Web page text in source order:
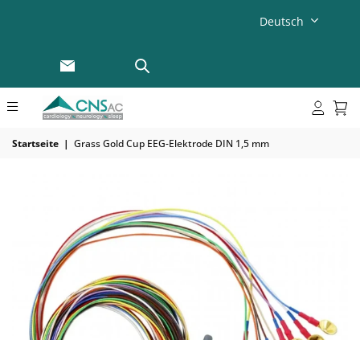
Deutsch
Startseite | Grass Gold Cup EEG-Elektrode DIN 1,5 mm